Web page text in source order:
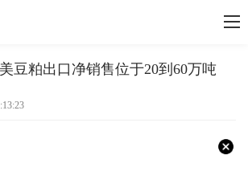
豆粕出口净销售位于20到60万吨